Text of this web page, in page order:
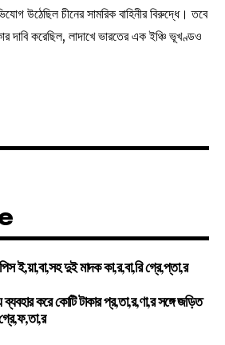
উঠেছিল চীনের সামরিক বাহিনীর বিরুদ্ধে। তবে
দাবি করেছিল, লাদাখে ভারতের এক ইঞ্চি ভূখণ্ডও
ই,য়া,বা,সহ দুই মাদক কা,র,বা,রি গ্রে,প্তা,র
করে কোটি টাকার প্র,তা,র,ণা,র সঙ্গে জড়িত